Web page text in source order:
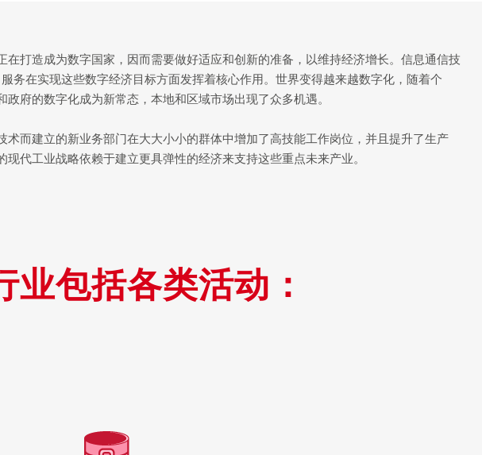
在打造成为数字国家，因而需要做好适应和创新的准备，以维持经济增长。信息通信技
务在实现这些数字经济目标方面发挥着核心作用。世界变得越来越数字化，随着个
政府的数字化成为新常态，本地和区域市场出现了众多机遇。
术而建立的新业务部门在大大小小的群体中增加了高技能工作岗位，并且提升了生产
现代工业战略依赖于建立更具弹性的经济来支持这些重点未来产业。
包括各类活动：